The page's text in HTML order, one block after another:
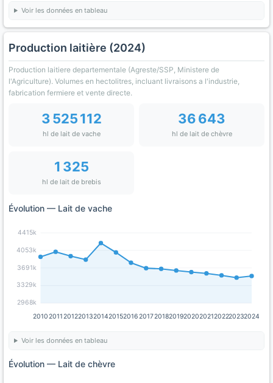
Voir les données en tableau
Production laitière (2024)
Production laitiere departementale (Agreste/SSP, Ministere de
l'Agriculture). Volumes en hectolitres, incluant livraisons a l'industrie,
fabrication fermiere et vente directe.
3 525 112
hl de lait de vache
36 643
hl de lait de chèvre
1 325
hl de lait de brebis
Évolution — Lait de vache
2968k
3329k
3691k
4053k
4415k
201020112012201320142015201620172018201920202021202220232024
Voir les données en tableau
Évolution — Lait de chèvre